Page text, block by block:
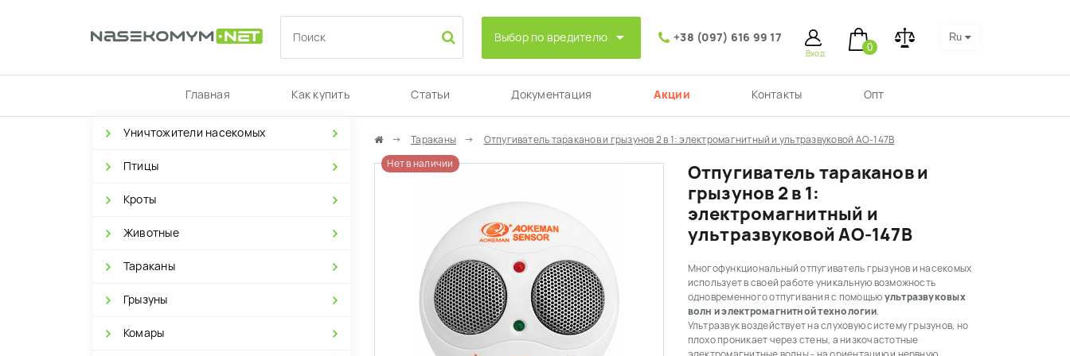
Выбор по вредителю +38 (097) 616 99 17
Вход
0
Ru
Главная Как купить Статьи Документация Акции Контакты Опт
Уничтожители насекомых
Птицы
Кроты
Животные
Тараканы
Грызуны
Комары
Тараканы
Отпугиватель тараканов и грызунов 2 в 1: электромагнитный и ультразвуковой AO-147B
Нет в наличии
Отпугиватель тараканов и
грызунов 2 в 1:
электромагнитный и
ультразвуковой AO-147B
Многофункциональный отпугиватель грызунов и насекомых
использует в своей работе уникальную возможность
одновременного отпугивания с помощьюультразвуковых
волн и электромагнитной технологии.
Ультразвук воздействует на слуховую систему грызунов, но
плохо проникает через стены, а низкочастотные